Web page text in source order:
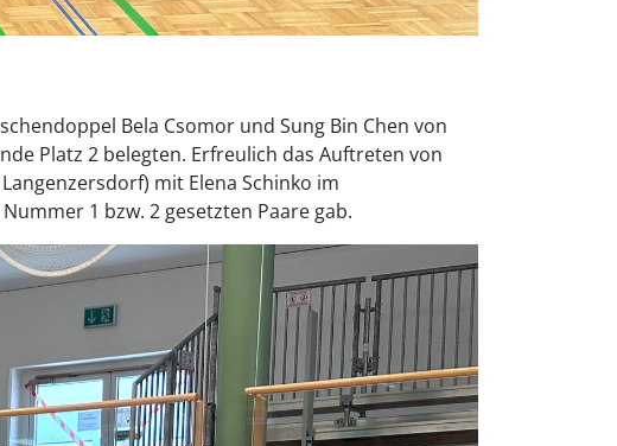
Bela Csomor und Sung Bin Chen von
Platz 2 belegten. Erfreulich das Auftreten von
mit Elena Schinko im
1 bzw. 2 gesetzten Paare gab.